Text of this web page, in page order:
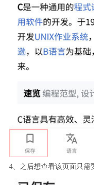
4、之后想查看该页面只需